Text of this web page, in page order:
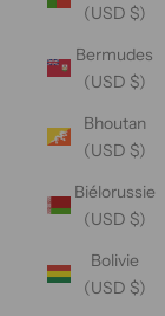
(USD $)
Bermudes
(USD $)
Bhoutan
(USD $)
Biélorussie
(USD $)
Bolivie
(USD $)